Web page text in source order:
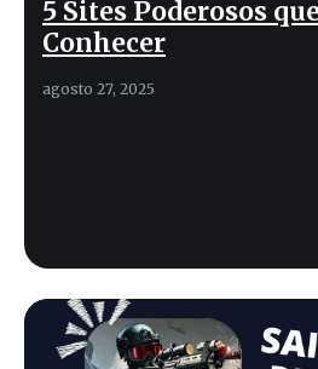
5 Sites Poderosos
Conhecer
agosto 27, 2025